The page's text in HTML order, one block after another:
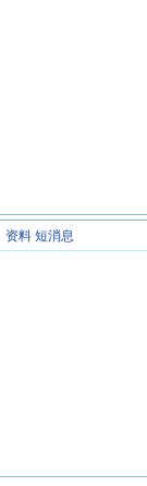
资料 短消息